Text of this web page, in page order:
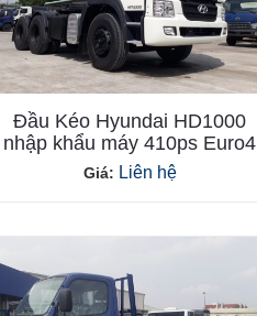
Đầu Kéo Hyundai HD1000
nhập khẩu máy 410ps Euro4
Giá: Liên hệ